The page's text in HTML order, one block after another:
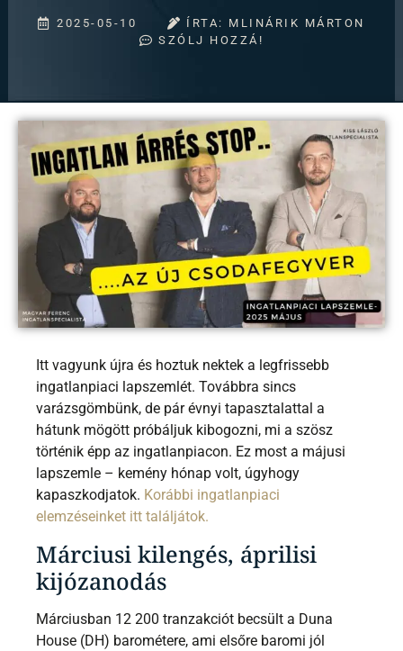
2025-05-10 ÍRTA: MLINÁRIK MÁRTON
SZÓLJ HOZZÁ!
Itt vagyunk újra és hoztuk nektek a legfrissebb
ingatlanpiaci lapszemlét. Továbbra sincs
varázsgömbünk, de pár évnyi tapasztalattal a
hátunk mögött próbáljuk kibogozni, mi a szösz
történik épp az ingatlanpiacon. Ez most a májusi
lapszemle – kemény hónap volt, úgyhogy
kapaszkodjatok. Korábbi ingatlanpiaci
elemzéseinket itt találjátok.
Márciusi kilengés, áprilisi
kijózanodás
Márciusban 12 200 tranzakciót becsült a Duna
House (DH) barométere, ami elsőre baromi jól